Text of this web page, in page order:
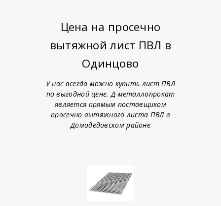
Цена на просечно
вытяжной лист ПВЛ в
Одинцово
У нас всегда можно купить лист ПВЛ
по выгодной цене. Д-металлопрокат
является прямым поставщиком
просечно вытяжного листа ПВЛ в
Домодедовском районе